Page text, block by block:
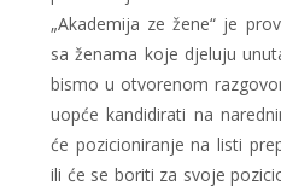
„Akademija ze žene“ je
sa ženama koje djeluju
bismo u otvorenom
uopće kandidirati na
će pozicioniranje na listi
ili će se boriti za svoje